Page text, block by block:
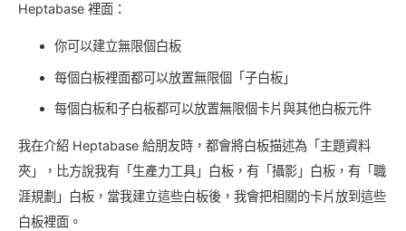
Heptabase 裡面：
你可以建立無限個白板
每個白板裡面都可以放置無限個「子白板」
每個白板和子白板都可以放置無限個卡片與其他白板元件
我在介紹 Heptabase 給朋友時，都會將白板描述為「主題資料
夾」，比方說我有「生產力工具」白板，有「攝影」白板，有「職
涯規劃」白板，當我建立這些白板後，我會把相關的卡片放到這些
白板裡面。